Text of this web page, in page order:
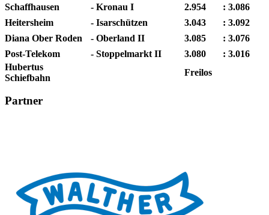
Schaffhausen
- Kronau I 2.954 : 3.086
Heitersheim
- Isarschützen 3.043 : 3.092
Diana Ober Roden
- Oberland II 3.085 : 3.076
Post-Telekom
- Stoppelmarkt II 3.080 : 3.016
Hubertus
Schiefbahn
Freilos
Partner